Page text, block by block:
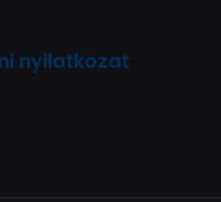
nyilatkozat